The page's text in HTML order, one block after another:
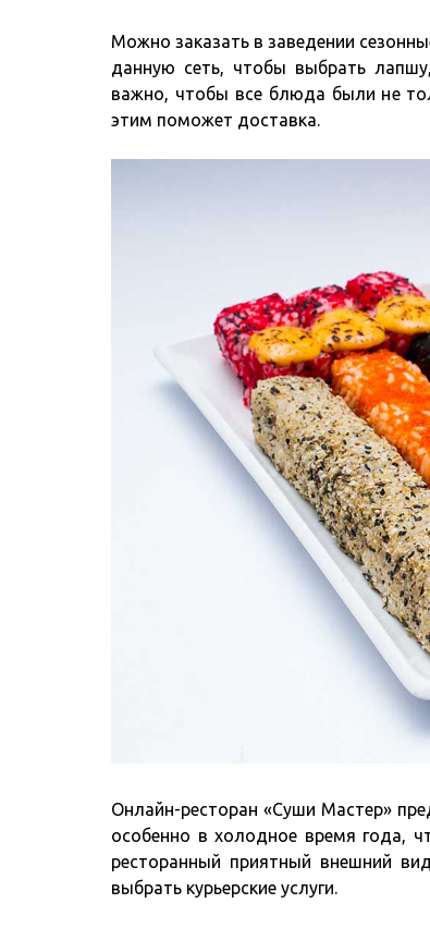
Можно заказать в заведении
данную сеть, чтобы выбрать
важно, чтобы все блюда были не
этим поможет доставка.
Онлайн-ресторан «Суши Мастер»
особенно в холодное время года,
ресторанный приятный внешний
выбрать курьерские услуги.